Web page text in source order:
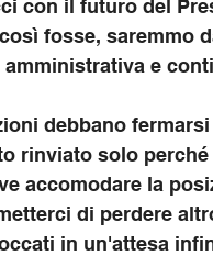
con il futuro del
fosse, saremmo
e
debbano
rinviato solo
accomodare la
di perdere
in un'attesa